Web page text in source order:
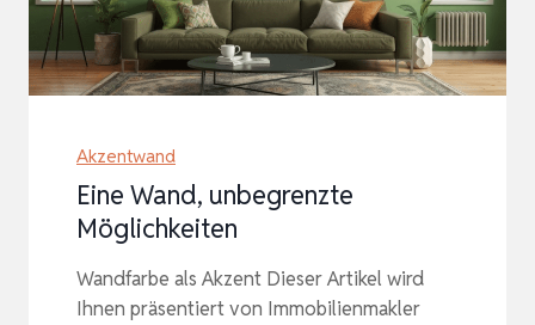
Akzentwand
Eine Wand, unbegrenzte
Möglichkeiten
Wandfarbe als Akzent Dieser Artikel wird
Ihnen präsentiert von Immobilienmakler